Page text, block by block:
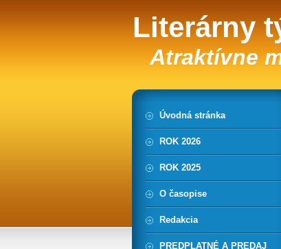
Literárny
Atraktívne
Úvodná stránka
ROK 2026
ROK 2025
O časopise
Redakcia
PREDPLATNÉ A PREDAJ